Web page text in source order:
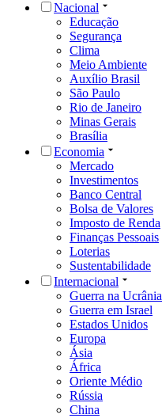
Nacional
Educação
Segurança
Clima
Meio Ambiente
Auxílio Brasil
São Paulo
Rio de Janeiro
Minas Gerais
Brasília
Economia
Mercado
Investimentos
Banco Central
Bolsa de Valores
Imposto de Renda
Finanças Pessoais
Loterias
Sustentabilidade
Internacional
Guerra na Ucrânia
Guerra em Israel
Estados Unidos
Europa
Ásia
África
Oriente Médio
Rússia
China